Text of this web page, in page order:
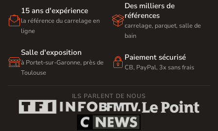

15 ans d'expérience
la référence du carrelage en
ligne

Des milliers de
références
carrelage, parquet, salle de
bain

Salle d'exposition
à Portet-sur-Garonne, près de
Toulouse
 Paiement sécurisé
CB, PayPal, 3x sans frais
ILS PARLENT DE NOUS